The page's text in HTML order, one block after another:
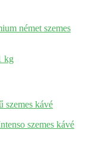
kg
szemes kávé